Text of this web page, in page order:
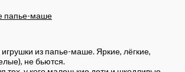
папье-маше
из папье-маше. Яркие, лёгкие,
не бьются.